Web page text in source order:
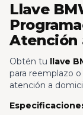
Llave
Atención
Obtén tu llave
para reemplazo
atención a